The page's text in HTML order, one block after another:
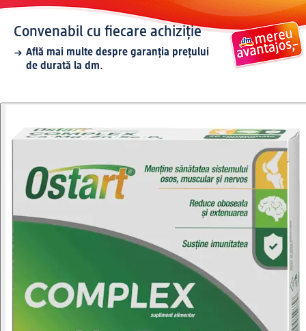
Convenabil cu fiecare achiziție
Află mai multe despre garanția prețului
de durată la dm.